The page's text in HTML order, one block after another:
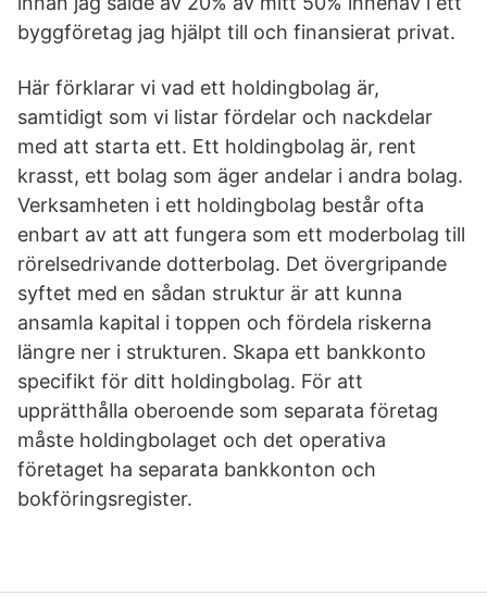
byggföretag jag hjälpt till och finansierat privat.
Här förklarar vi vad ett holdingbolag är,
samtidigt som vi listar fördelar och nackdelar
med att starta ett. Ett holdingbolag är, rent
krasst, ett bolag som äger andelar i andra bolag.
Verksamheten i ett holdingbolag består ofta
enbart av att att fungera som ett moderbolag till
rörelsedrivande dotterbolag. Det övergripande
syftet med en sådan struktur är att kunna
ansamla kapital i toppen och fördela riskerna
längre ner i strukturen. Skapa ett bankkonto
specifikt för ditt holdingbolag. För att
upprätthålla oberoende som separata företag
måste holdingbolaget och det operativa
företaget ha separata bankkonton och
bokföringsregister.